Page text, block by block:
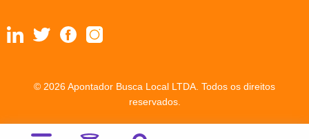
© 2026 Apontador Busca Local LTDA. Todos os direitos
reservados.